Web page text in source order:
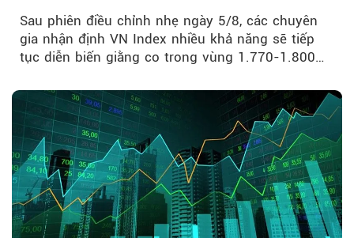
Sau phiên điều chỉnh nhẹ ngày 5/8, các chuyên
gia nhận định VN Index nhiều khả năng sẽ tiếp
tục diễn biến giằng co trong vùng 1.770-1.800